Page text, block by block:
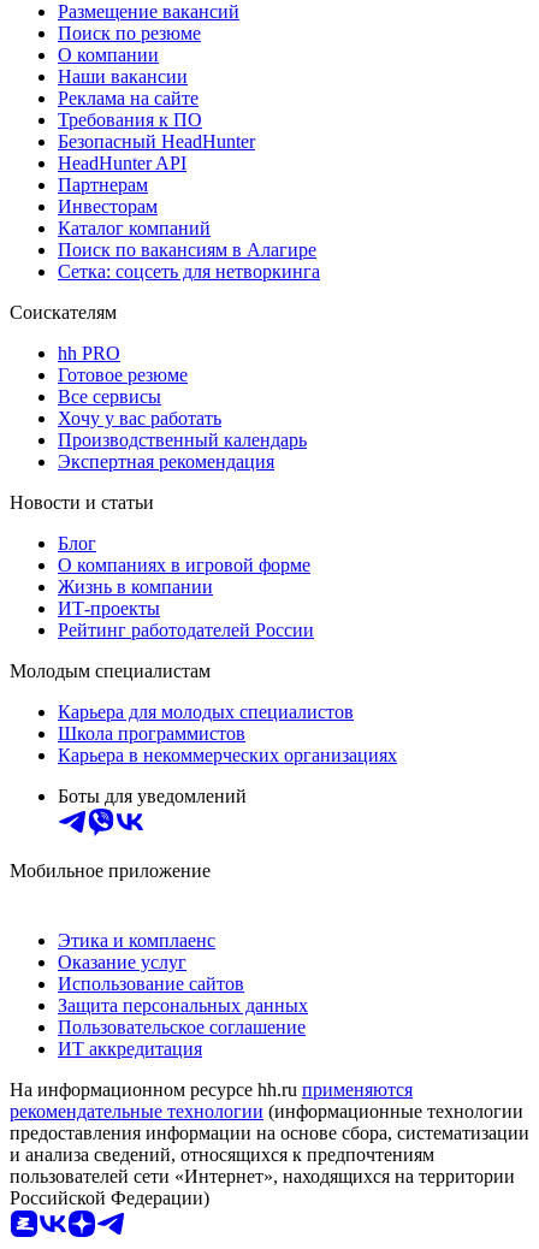
Размещение вакансий
Поиск по резюме
О компании
Наши вакансии
Реклама на сайте
Требования к ПО
Безопасный HeadHunter
HeadHunter API
Партнерам
Инвесторам
Каталог компаний
Поиск по вакансиям в Алагире
Сетка: соцсеть для нетворкинга
Соискателям
hh PRO
Готовое резюме
Все сервисы
Хочу у вас работать
Производственный календарь
Экспертная рекомендация
Новости и статьи
Блог
О компаниях в игровой форме
Жизнь в компании
ИТ-проекты
Рейтинг работодателей России
Молодым специалистам
Карьера для молодых специалистов
Школа программистов
Карьера в некоммерческих организациях
Боты для уведомлений
Мобильное приложение
Этика и комплаенс
Оказание услуг
Использование сайтов
Защита персональных данных
Пользовательское соглашение
ИТ аккредитация
На информационном ресурсе hh.ru применяются
рекомендательные технологии (информационные технологии
предоставления информации на основе сбора, систематизации
и анализа сведений, относящихся к предпочтениям
пользователей сети «Интернет», находящихся на территории
Российской Федерации)